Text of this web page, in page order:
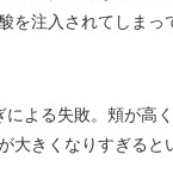
を注入されてしまっ
による失敗。頬が高
大きくなりすぎると